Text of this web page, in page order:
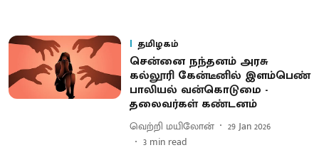
தமிழகம்
சென்னை நந்தனம் அரசு
கல்லூரி கேன்டீனில் இளம்பெண்
பாலியல் வன்கொடுமை -
தலைவர்கள் கண்டனம்
வெற்றி மயிலோன்
29 Jan 2026
3 min read